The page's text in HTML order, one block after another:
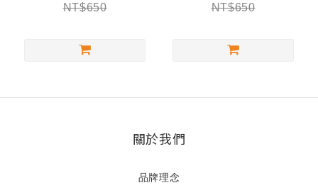
NT$650
NT$650
關於我們
品牌理念